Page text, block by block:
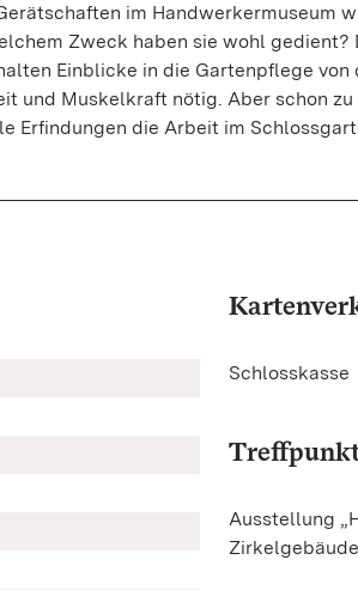
im Handwerkermuseum
Zweck haben sie wohl gedient?
Einblicke in die Gartenpflege von
und Muskelkraft nötig. Aber schon
Erfindungen die Arbeit im
Schlosskasse
Ausstellung
Zirkelgebäude